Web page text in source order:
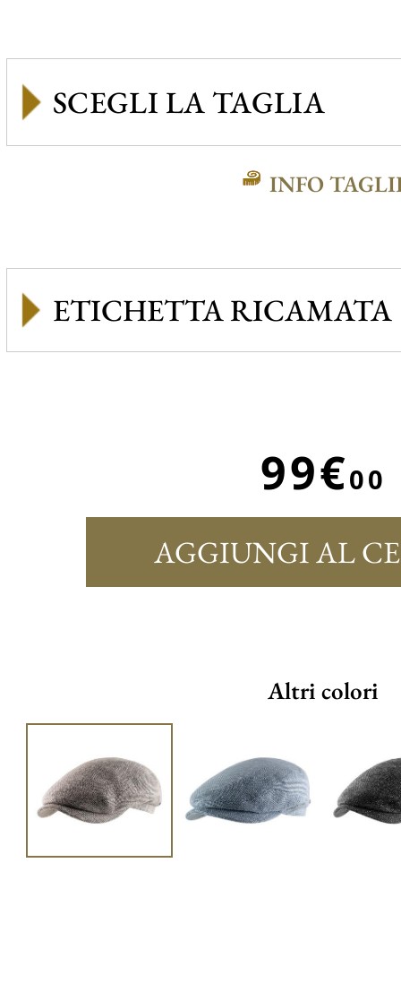
INFO
ETICHETTA RICAMATA
99€00
AGGIUNGI AL
Altri colori